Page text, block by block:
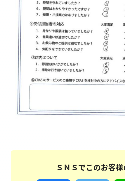
ＳＮＳでこのお客